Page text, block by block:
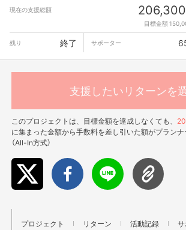
現在の支援総額
目標金額
残り
終了 サポーター
支援したいリターンを
このプロジェクトは、目標金額を達成しなくても、
に集まった金額から手数料を差し引いた額がプラン
（All-In方式）
プロジェクト リターン 活動記録